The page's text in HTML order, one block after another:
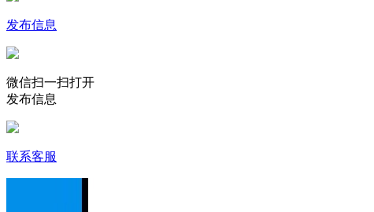
发布信息
微信扫一扫打开
发布信息
联系客服